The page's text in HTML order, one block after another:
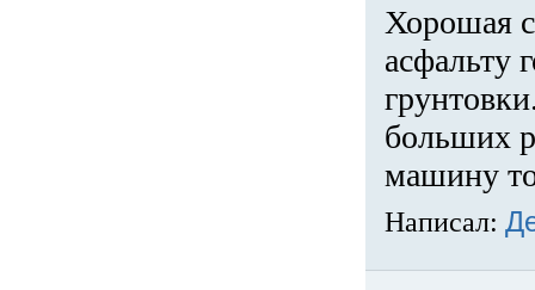
Хорошая
асфальту
больших
машину
Написал: